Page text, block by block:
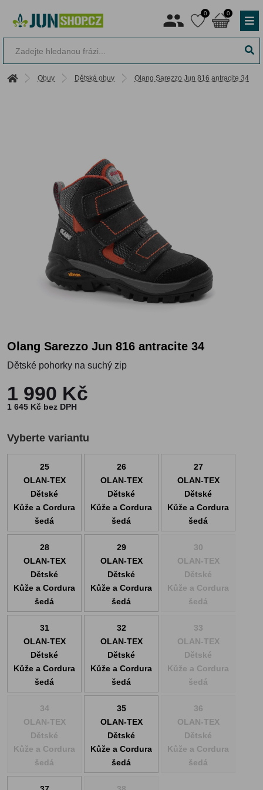
0 0
Obuv Dětská obuv Olang Sarezzo Jun 816 antracite 34
Olang Sarezzo Jun 816 antracite 34
Dětské pohorky na suchý zip
1 990 Kč
1 645 Kč bez DPH
Vyberte variantu
25
OLAN-TEX
Dětské
Kůže a Cordura
šedá
26
OLAN-TEX
Dětské
Kůže a Cordura
šedá
27
OLAN-TEX
Dětské
Kůže a Cordura
šedá
28
OLAN-TEX
Dětské
Kůže a Cordura
šedá
29
OLAN-TEX
Dětské
Kůže a Cordura
šedá
30
OLAN-TEX
Dětské
Kůže a Cordura
šedá
31
OLAN-TEX
Dětské
Kůže a Cordura
šedá
32
OLAN-TEX
Dětské
Kůže a Cordura
šedá
33
OLAN-TEX
Dětské
Kůže a Cordura
šedá
34
OLAN-TEX
Dětské
Kůže a Cordura
šedá
35
OLAN-TEX
Dětské
Kůže a Cordura
šedá
36
OLAN-TEX
Dětské
Kůže a Cordura
šedá